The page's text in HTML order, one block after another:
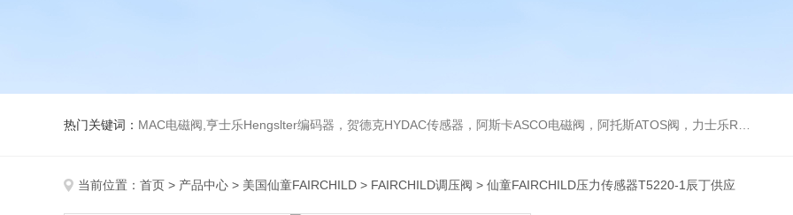
热门关键词： MAC电磁阀,亨士乐Hengslter编码器，贺德克HYDAC传感器，阿斯卡ASCO电磁阀，阿托斯ATOS阀，力士乐Rexroth泵，爱普EPRO传感器，穆格MOOG伺服阀，宝德BURKERT电磁阀，倍加福P F传感器
当前位置： 首页 > 产品中心 > 美国仙童FAIRCHILD > FAIRCHILD调压阀 > 仙童FAIRCHILD压力传感器T5220-1辰丁供应